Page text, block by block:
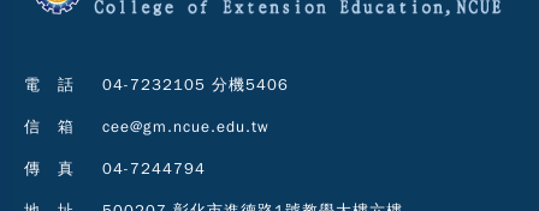
電 話 04-7232105 分機5406
信 箱 cee@gm.ncue.edu.tw
傳 真 04-7244794